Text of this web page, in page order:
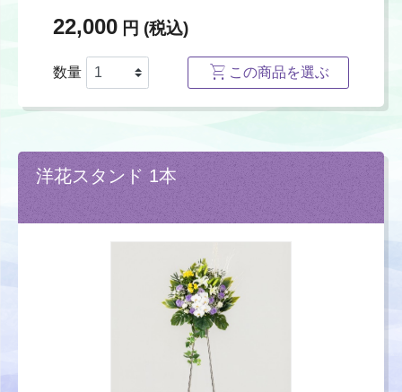
22,000 円 (税込)
数量 この商品を選ぶ
洋花スタンド 1本